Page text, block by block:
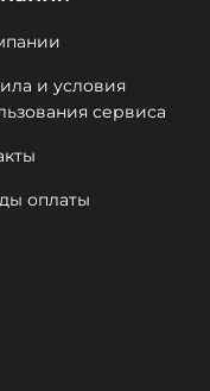
и условия
сервиса
оплаты